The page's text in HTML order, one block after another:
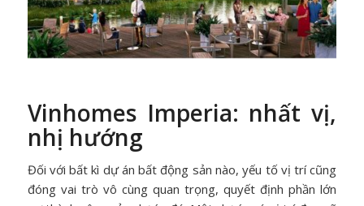
Vinhomes Imperia: nhất vị,
nhị hướng
Đối với bất kì dự án bất động sản nào, yếu tố vị trí cũng
đóng vai trò vô cùng quan trọng, quyết định phần lớn